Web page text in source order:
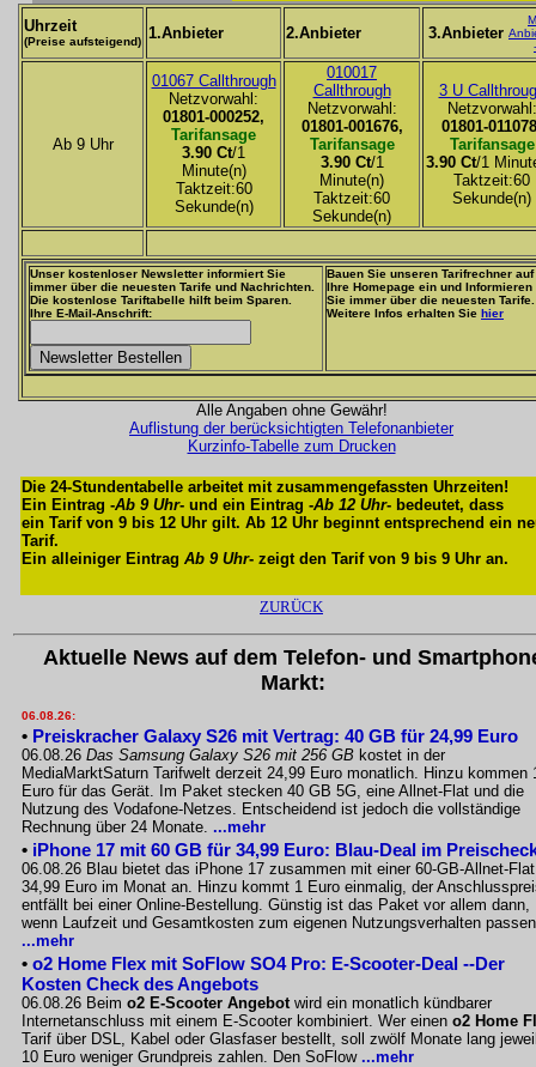
Uhrzeit
(Preise aufsteigend) 1.Anbieter 2.Anbieter 3.Anbieter
Ab 9 Uhr
01067 Callthrough
Netzvorwahl:
01801-000252,
Tarifansage
3.90 Ct/1
Minute(n)
Taktzeit:60
Sekunde(n)
010017
Callthrough
Netzvorwahl:
01801-001676,
Tarifansage
3.90 Ct/1
Minute(n)
Taktzeit:60
Sekunde(n)
3 U
Netzvorwahl:
01801-
Tarifansage
3.90 Ct/1
Taktzeit:60
Sekunde(n)
Unser kostenloser Newsletter informiert Sie
immer über die neuesten Tarife und Nachrichten.
Die kostenlose Tariftabelle hilft beim Sparen.
Ihre E-Mail-Anschrift:
Bauen Sie unseren Tarifrechner auf
Ihre Homepage ein und Informieren
Sie immer über die neuesten Tarife.
Weitere Infos erhalten Sie hier
Alle Angaben ohne Gewähr!
Auflistung der berücksichtigten Telefonanbieter
Kurzinfo-Tabelle zum Drucken
Die 24-Stundentabelle arbeitet mit zusammengefassten Uhrzeiten!
Ein Eintrag -Ab 9 Uhr- und ein Eintrag -Ab 12 Uhr- bedeutet, dass
ein Tarif von 9 bis 12 Uhr gilt. Ab 12 Uhr beginnt entsprechend ein
Tarif.
Ein alleiniger Eintrag Ab 9 Uhr- zeigt den Tarif von 9 bis 9 Uhr an.
ZURÜCK
Aktuelle News auf dem Telefon- und
Markt:
06.08.26:
• Preiskracher Galaxy S26 mit Vertrag: 40 GB für 24,99 Euro
06.08.26 Das Samsung Galaxy S26 mit 256 GB kostet in der
MediaMarktSaturn Tarifwelt derzeit 24,99 Euro monatlich. Hinzu kommen
Euro für das Gerät. Im Paket stecken 40 GB 5G, eine Allnet-Flat und die
Nutzung des Vodafone-Netzes. Entscheidend ist jedoch die vollständige
Rechnung über 24 Monate. ...mehr
• iPhone 17 mit 60 GB für 34,99 Euro: Blau-Deal im
06.08.26 Blau bietet das iPhone 17 zusammen mit einer 60-GB-Allnet-
34,99 Euro im Monat an. Hinzu kommt 1 Euro einmalig, der
entfällt bei einer Online-Bestellung. Günstig ist das Paket vor allem dann,
wenn Laufzeit und Gesamtkosten zum eigenen Nutzungsverhalten
...mehr
• o2 Home Flex mit SoFlow SO4 Pro: E-Scooter-Deal --Der
Kosten Check des Angebots
06.08.26 Beim o2 E-Scooter Angebotwird ein monatlich kündbarer
Internetanschluss mit einem E-Scooter kombiniert. Wer einen o2 Home
Tarif über DSL, Kabel oder Glasfaser bestellt, soll zwölf Monate lang
10 Euro weniger Grundpreis zahlen. Den SoFlow ...mehr